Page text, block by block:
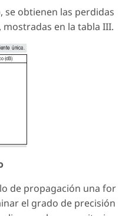
se obtienen las perdidas
en la tabla III.
de propagación una for
el grado de precisión